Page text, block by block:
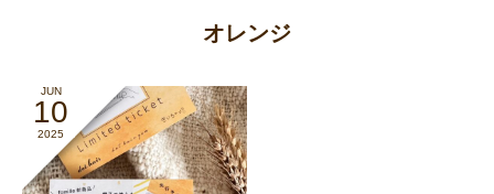
オレンジ
JUN
10
2025